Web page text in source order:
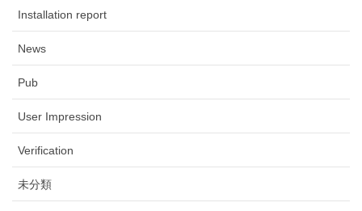
Installation report
News
Pub
User Impression
Verification
未分類